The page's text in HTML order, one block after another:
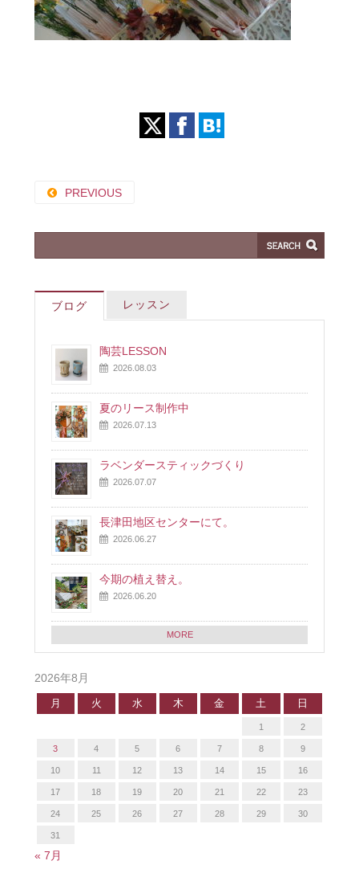
PREVIOUS
ブログ レッスン
陶芸LESSON
2026.08.03
夏のリース制作中
2026.07.13
ラベンダースティックづくり
2026.07.07
長津田地区センターにて。
2026.06.27
今期の植え替え。
2026.06.20
MORE
2026年8月
月 火 水 木 金 土 日
1 2
3 4 5 6 7 8 9
10 11 12 13 14 15 16
17 18 19 20 21 22 23
24 25 26 27 28 29 30
31
« 7月